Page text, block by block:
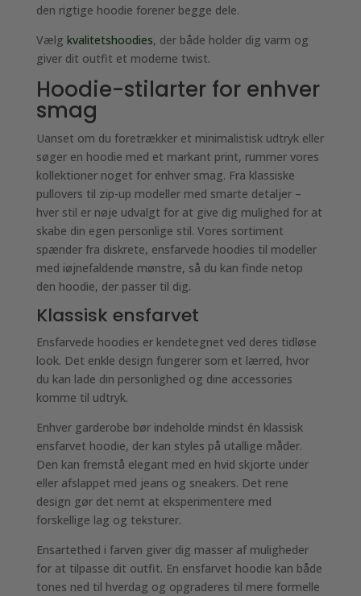
den rigtige hoodie forener begge dele.
Vælg kvalitetshoodies, der både holder dig varm og
giver dit outfit et moderne twist.
Hoodie-stilarter for enhver
smag
Uanset om du foretrækker et minimalistisk udtryk eller
søger en hoodie med et markant print, rummer vores
kollektioner noget for enhver smag. Fra klassiske
pullovers til zip-up modeller med smarte detaljer –
hver stil er nøje udvalgt for at give dig mulighed for at
skabe din egen personlige stil. Vores sortiment
spænder fra diskrete, ensfarvede hoodies til modeller
med iøjnefaldende mønstre, så du kan finde netop
den hoodie, der passer til dig.
Klassisk ensfarvet
Ensfarvede hoodies er kendetegnet ved deres tidløse
look. Det enkle design fungerer som et lærred, hvor
du kan lade din personlighed og dine accessories
komme til udtryk.
Enhver garderobe bør indeholde mindst én klassisk
ensfarvet hoodie, der kan styles på utallige måder.
Den kan fremstå elegant med en hvid skjorte under
eller afslappet med jeans og sneakers. Det rene
design gør det nemt at eksperimentere med
forskellige lag og teksturer.
Ensartethed i farven giver dig masser af muligheder
for at tilpasse dit outfit. En ensfarvet hoodie kan både
tones ned til hverdag og opgraderes til mere formelle